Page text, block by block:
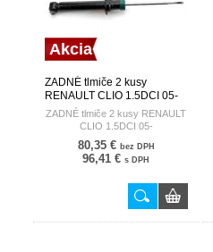
Akcia
ZADNÉ tlmiče 2 kusy
RENAULT CLIO 1.5DCI 05-
TRW
ZADNÉ tlmiče 2 kusy RENAULT
CLIO 1.5DCI 05-
80,35 € bez DPH
96,41 € s DPH